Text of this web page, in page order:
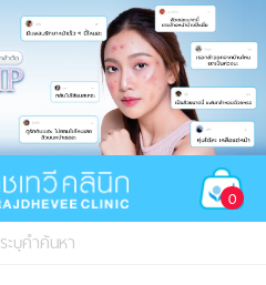
0
ระบุคำค้นหา